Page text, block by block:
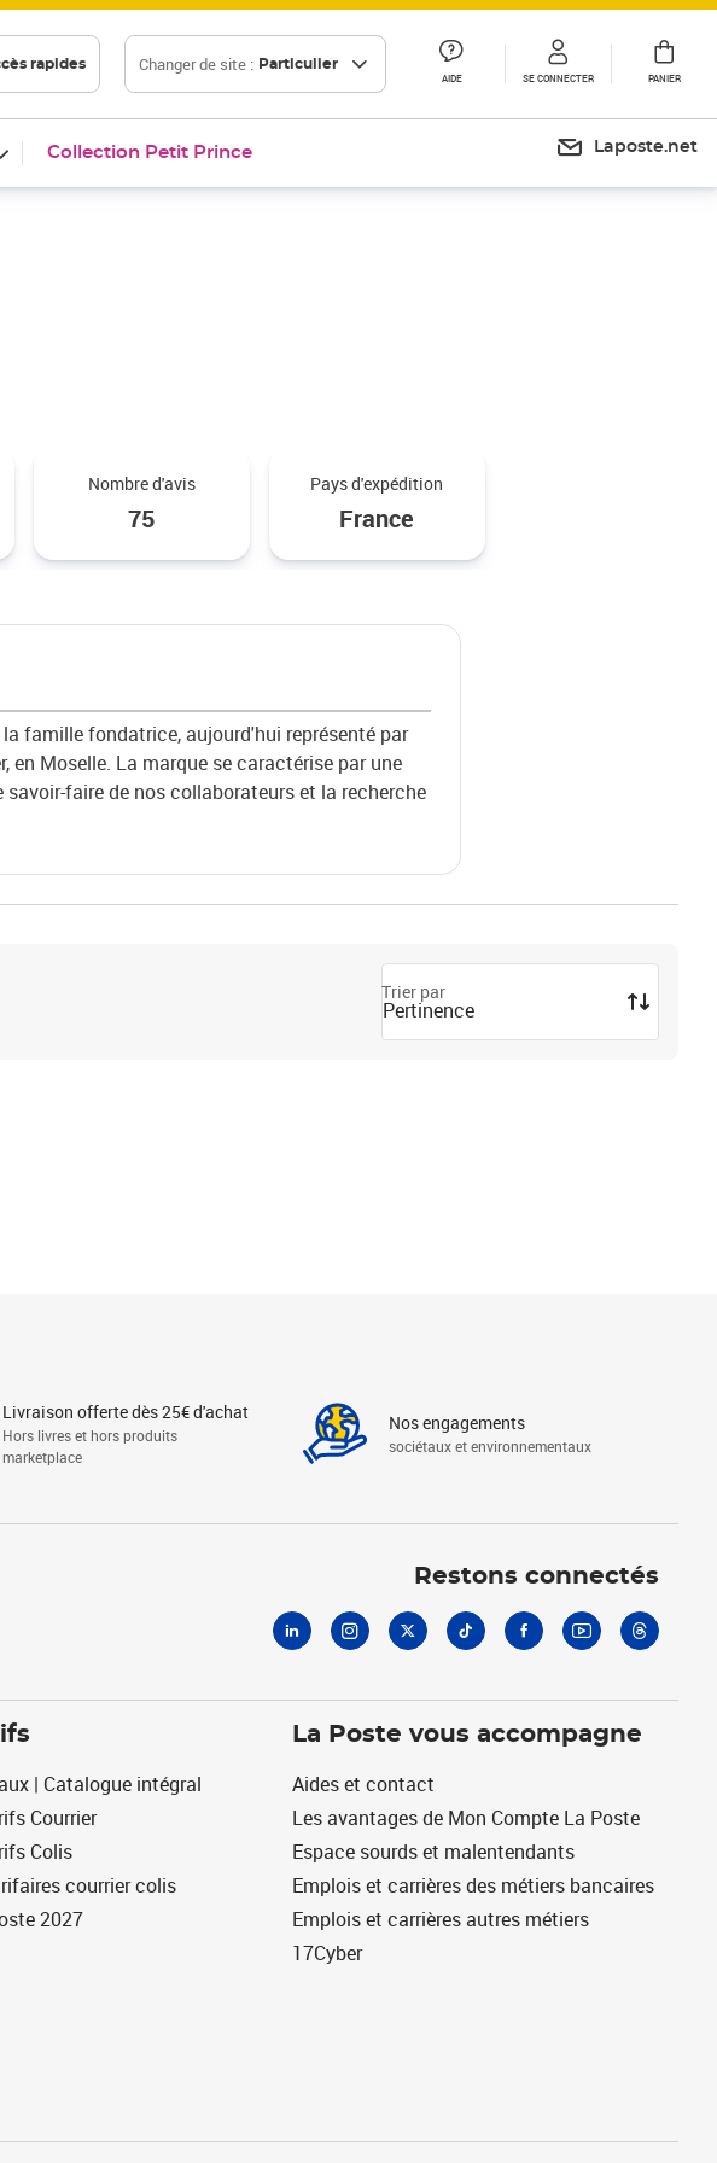
rapides Changer de site : Particulier
AIDE SE CONNECTER PANIER
Collection Petit Prince Laposte.net
Nombre d'avis
75
Pays d'expédition
France
famille fondatrice, aujourd'hui représenté par
en Moselle. La marque se caractérise par une
faire de nos collaborateurs et la recherche
Trier par
Pertinence
Livraison offerte dès 25€ d'achat
Hors livres et hors produits
marketplace
Nos engagements
sociétaux et environnementaux
Restons connectés
| Catalogue intégral
Courrier
Colis
courrier colis
2027
La Poste vous accompagne
Aides et contact
Les avantages de Mon Compte La Poste
Espace sourds et malentendants
Emplois et carrières des métiers bancaires
Emplois et carrières autres métiers
17Cyber